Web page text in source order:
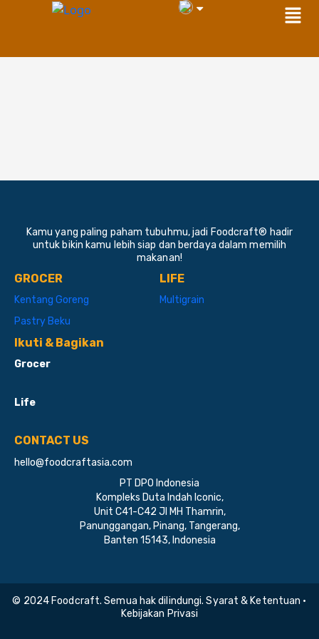
Kamu yang paling paham tubuhmu, jadi Foodcraft® hadir
untuk bikin kamu lebih siap dan berdaya dalam memilih
makanan!
GROCER
Kentang Goreng
Pastry Beku
LIFE
Multigrain
Ikuti & Bagikan
Grocer
Life
CONTACT US
hello@foodcraftasia.com
PT DPO Indonesia
Kompleks Duta Indah Iconic,
Unit C41-C42 Jl MH Thamrin,
Panunggangan, Pinang, Tangerang,
Banten 15143, Indonesia
© 2024 Foodcraft. Semua hak dilindungi. Syarat & Ketentuan •
Kebijakan Privasi